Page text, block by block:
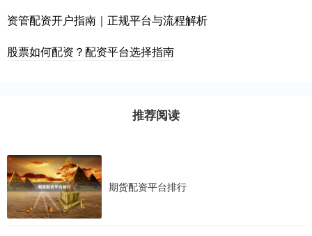
资管配资开户指南｜正规平台与流程解析
股票如何配资？配资平台选择指南
推荐阅读
期货配资平台排行